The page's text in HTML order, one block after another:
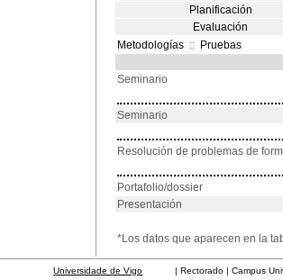
Planificación
Evaluación
Metodologías :: Pruebas
Seminario
Seminario
Resolución de problemas de
Portafolio/dossier
Presentación
*Los datos que aparecen en la
Universidade de Vigo | Rectorado | Campus